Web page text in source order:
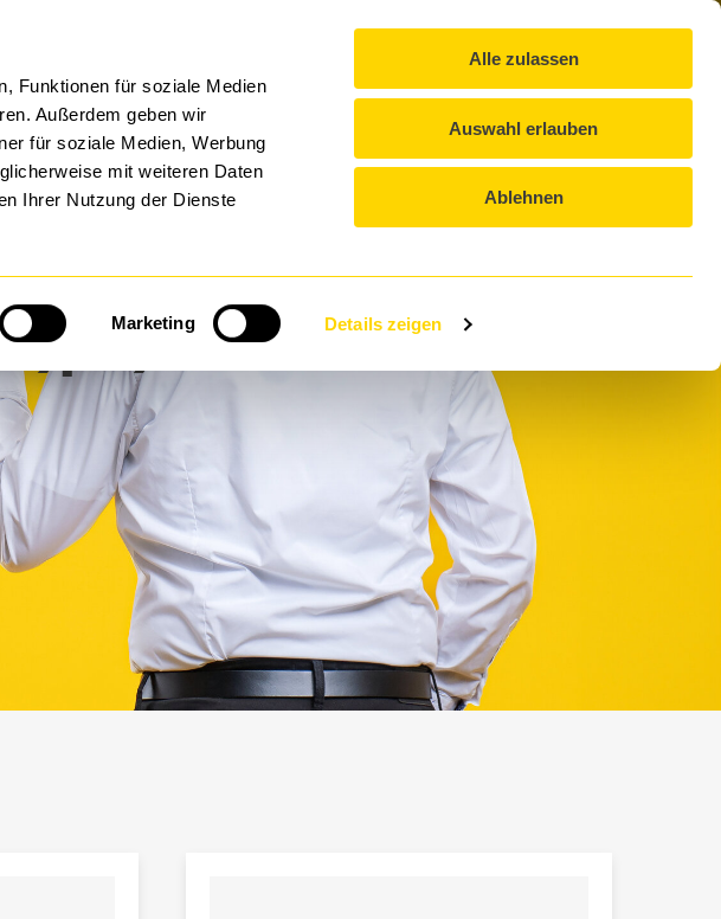
Funktionen für soziale Medien
Außerdem geben wir
für soziale Medien, Werbung
mit weiteren Daten
Ihrer Nutzung der Dienste
Marketing Details zeigen
Alle zulassen
Auswahl erlauben
Ablehnen
ΌΜΙΛΟΣ DTS ΕΚΔΗΛΏΣΕΙΣ ΚΑΡΙΈΡΑ
μας